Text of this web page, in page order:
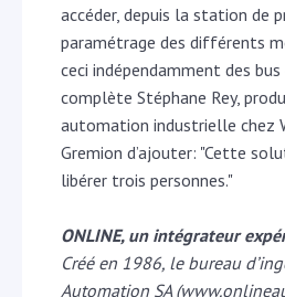
accéder, depuis la station de
paramétrage des différents
ceci indépendamment des bus
complète Stéphane Rey,
automation industrielle chez
Gremion d’ajouter: "Cette
libérer trois personnes."
ONLINE, un intégrateur
Créé en 1986, le bureau
Automation SA